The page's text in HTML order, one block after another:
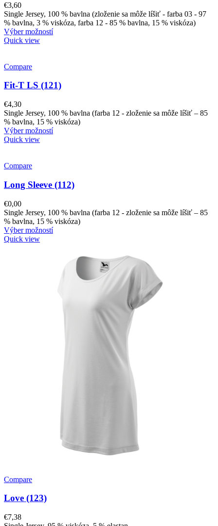
€3,60
Single Jersey, 100 % bavlna (zloženie sa môže líšiť - farba 03 - 97
% bavlna, 3 % viskóza, farba 12 - 85 % bavlna, 15 % viskóza)
Výber možností
Quick view
Compare
Fit-T LS (121)
€4,30
Single Jersey, 100 % bavlna (farba 12 - zloženie sa môže líšiť – 85
% bavlna, 15 % viskóza)
Výber možností
Quick view
Compare
Long Sleeve (112)
€0,00
Single Jersey, 100 % bavlna (farba 12 - zloženie sa môže líšiť – 85
% bavlna, 15 % viskóza)
Výber možností
Quick view
Compare
Love (123)
€7,38